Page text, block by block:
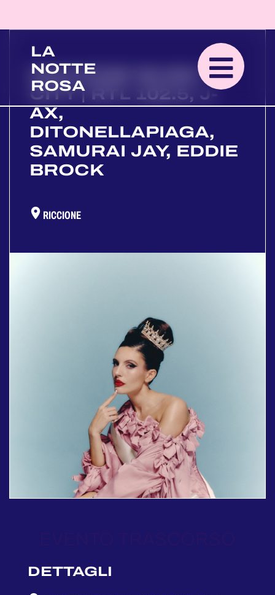
LA
NOTTE
ROSA
RICCIONE MUSIC
CITY | RTL 102.5, J-
AX,
DITONELLAPIAGA,
SAMURAI JAY, EDDIE
BROCK
RICCIONE
DETTAGLI